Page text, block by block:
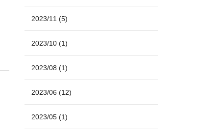
2023/11 (5)
2023/10 (1)
2023/08 (1)
2023/06 (12)
2023/05 (1)